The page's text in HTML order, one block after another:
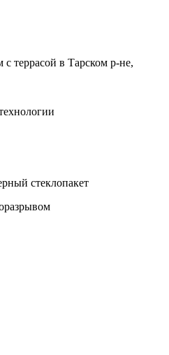
террасой в Тарском р-не,
стеклопакет